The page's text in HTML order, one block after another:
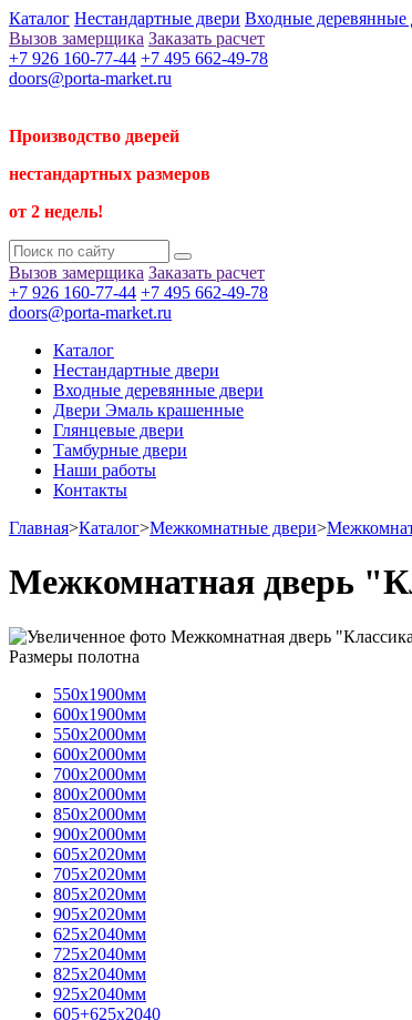
Каталог Нестандартные двери Входные деревянные
Вызов замерщика Заказать расчет
+7 926 160-77-44 +7 495 662-49-78
doors@porta-market.ru
Производство дверей
нестандартных размеров
от 2 недель!
Вызов замерщика Заказать расчет
+7 926 160-77-44 +7 495 662-49-78
doors@porta-market.ru
Каталог
Нестандартные двери
Входные деревянные двери
Двери Эмаль крашенные
Глянцевые двери
Тамбурные двери
Наши работы
Контакты
Главная>Каталог>Межкомнатные двери>
Межкомнатная дверь
Размеры полотна
550х1900мм
600х1900мм
550х2000мм
600х2000мм
700х2000мм
800х2000мм
850х2000мм
900х2000мм
605х2020мм
705х2020мм
805х2020мм
905х2020мм
625х2040мм
725х2040мм
825х2040мм
925х2040мм
605+625х2040